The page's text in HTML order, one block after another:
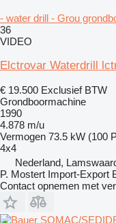
- water drill - Grou
36
VIDEO
Elctrovar Waterdrill
€ 19.500 Exclusief BTW
Grondboormachine
1990
4.878 m/u
Vermogen 73.5 kW (100
4x4
Nederland,
P. Mostert Import-Export
Contact opnemen met